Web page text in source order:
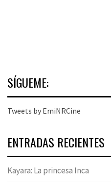
SÍGUEME:
Tweets by EmiNRCine
ENTRADAS RECIENTES
Kayara: La princesa Inca